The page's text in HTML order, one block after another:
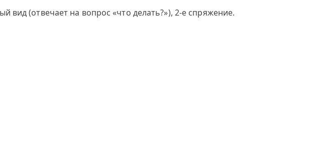
вид (отвечает на вопрос «что делать?»), 2-е спряжение.